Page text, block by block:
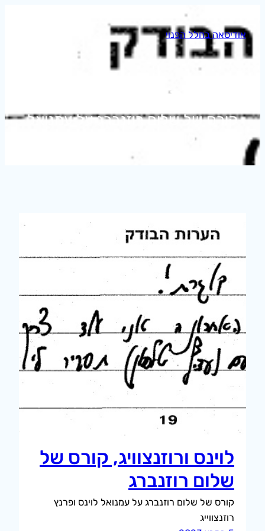
לתוכן
אודיסאה בחלל הפנוי
תגית:
קורס של שלום רוזנברג על עמנואל
לוינס ופרנץ רוזנצווייג
לוינס ורוזנצוויג, קורס של
שלום רוזנברג
קורס של שלום רוזנברג על עמנואל לוינס ופרנץ
רוזנצווייג